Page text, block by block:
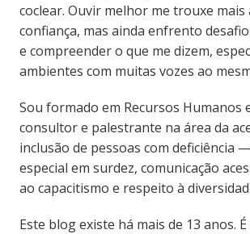
coclear. Ouvir melhor me trouxe
confiança, mas ainda enfrento
e compreender o que me dizem,
ambientes com muitas vozes ao
Sou formado em Recursos Humanos
consultor e palestrante na área da
inclusão de pessoas com deficiência
especial em surdez, comunicação
ao capacitismo e respeito à
Este blog existe há mais de 13 anos.